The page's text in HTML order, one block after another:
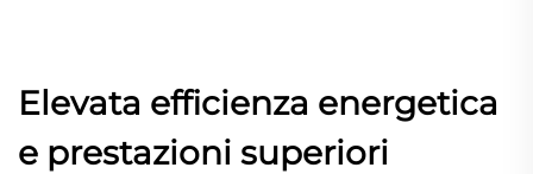
Elevata efficienza energetica
e prestazioni superiori